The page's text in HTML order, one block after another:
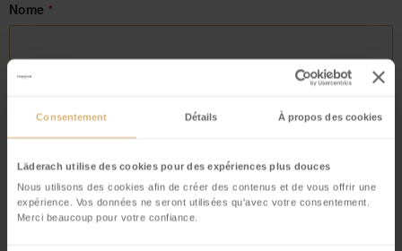
Consentement Détails À propos des cookies
Läderach utilise des cookies pour des expériences plus douces
Nous utilisons des cookies afin de créer des contenus et de vous offrir une
expérience. Vos données ne seront utilisées qu'avec votre consentement.
Merci beaucoup pour votre confiance.
Nome *
Cognome *